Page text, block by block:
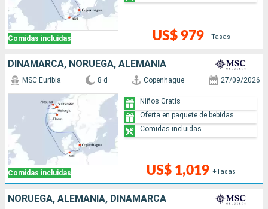
Comidas incluidas US$ 979 +Tasas
DINAMARCA, NORUEGA, ALEMANIA
Comidas incluidas
MSC Euribia 8 d Copenhague 27/09/2026
US$ 1,019 +Tasas
Niños Gratis
Oferta en paquete de bebidas
Comidas incluidas
NORUEGA, ALEMANIA, DINAMARCA